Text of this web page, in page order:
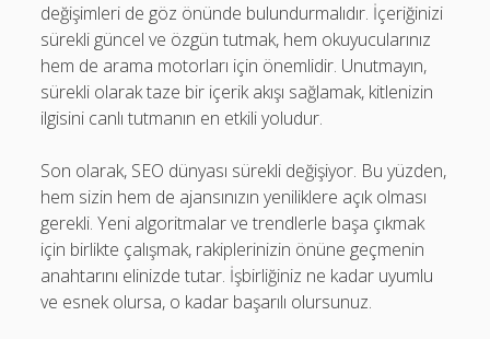
değişimleri de göz önünde bulundurmalıdır. İçeriğinizi
sürekli güncel ve özgün tutmak, hem okuyucularınız
hem de arama motorları için önemlidir. Unutmayın,
sürekli olarak taze bir içerik akışı sağlamak, kitlenizin
ilgisini canlı tutmanın en etkili yoludur.
Son olarak, SEO dünyası sürekli değişiyor. Bu yüzden,
hem sizin hem de ajansınızın yeniliklere açık olması
gerekli. Yeni algoritmalar ve trendlerle başa çıkmak
için birlikte çalışmak, rakiplerinizin önüne geçmenin
anahtarını elinizde tutar. İşbirliğiniz ne kadar uyumlu
ve esnek olursa, o kadar başarılı olursunuz.